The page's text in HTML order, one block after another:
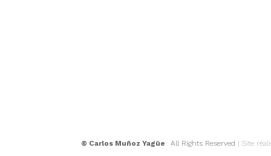
© Carlos Muñoz Yagüe .All Rights Reserved | Site